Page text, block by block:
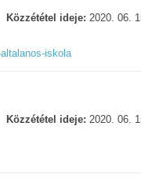
Közzététel ideje: 2020. 06.
iskola
Közzététel ideje: 2020. 06.